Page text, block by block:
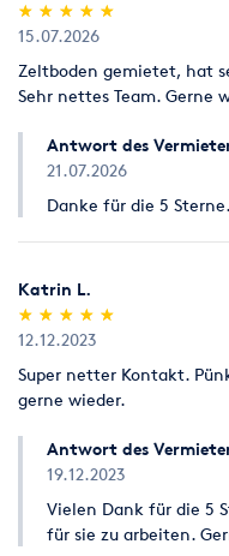
(*)
★
★
(*) ★
★
(*) ★
★
(*) ★
★
(*) ★
★
15.07.2026
Zeltboden gemietet, hat
Sehr nettes Team. Gerne
Antwort des
21.07.2026
Danke für die 5
Katrin L.
(*)
★
★
(*) ★
★
(*) ★
★
(*) ★
★
(*) ★
★
12.12.2023
Super netter Kontakt.
gerne wieder.
Antwort des
19.12.2023
Vielen Dank für die 5
für sie zu arbeiten.